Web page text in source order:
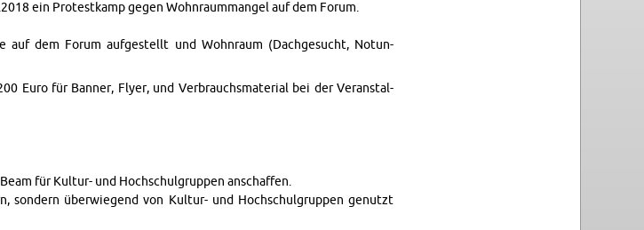
ein Protestkamp gegen Wohn­raum­man­gel auf dem Forum.
auf dem Forum aufgestellt und Wohn­raum (Dachge­sucht, No­tun­
Euro für Ban­ner, Flyer, und Ver­brauchs­ma­te­r­ial bei der Ve­r­anstal­
für Kul­tur- und Hochschul­grup­pen an­schaf­fen.
son­dern überwiegend von Kul­tur- und Hochschul­grup­pen genutzt